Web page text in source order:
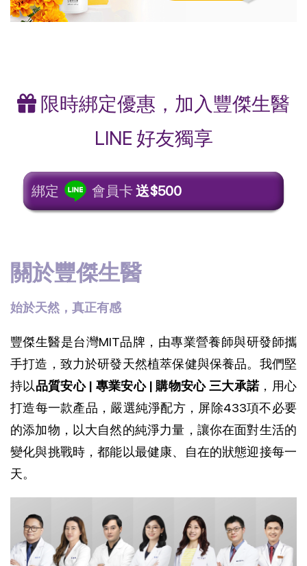
限時綁定優惠，加入豐傑生醫
LINE 好友獨享
綁定 會員卡送$500
關於豐傑生醫
始於天然，真正有感
豐傑生醫是台灣MIT品牌，由專業營養師與研發師攜
手打造，致力於研發天然植萃保健與保養品。我們堅
持以品質安心 | 專業安心 | 購物安心 三大承諾，用心
打造每一款產品， 嚴選純淨配方，屏除433項不必要
的添加物，以大自然的純淨力量，讓你在面對生活的
變化與挑戰時，都能以最健康、自在的狀態迎接每一
天。